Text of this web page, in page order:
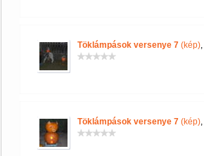
Töklámpások versenye 7 (kép),
Töklámpások versenye 7 (kép),